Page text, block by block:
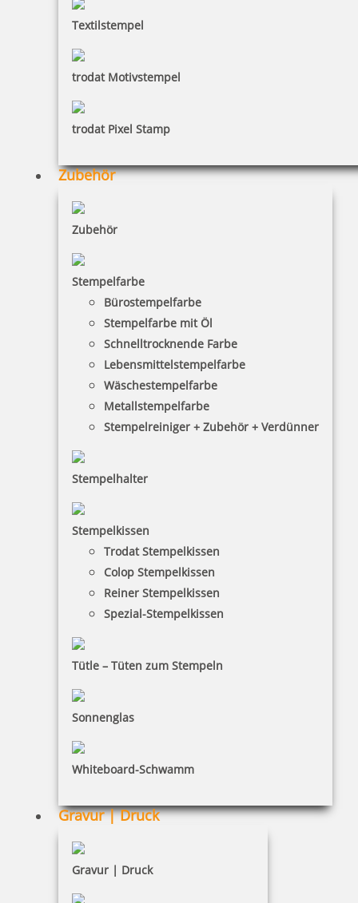
Textilstempel
trodat Motivstempel
trodat Pixel Stamp
Zubehör
Zubehör
Stempelfarbe
Bürostempelfarbe
Stempelfarbe mit Öl
Schnelltrocknende Farbe
Lebensmittelstempelfarbe
Wäschestempelfarbe
Metallstempelfarbe
Stempelreiniger + Zubehör + Verdünner
Stempelhalter
Stempelkissen
Trodat Stempelkissen
Colop Stempelkissen
Reiner Stempelkissen
Spezial-Stempelkissen
Tütle – Tüten zum Stempeln
Sonnenglas
Whiteboard-Schwamm
Gravur | Druck
Gravur | Druck
HINWEISE
Versandinformationen
Zahlungsbedingungen
Bestellhinweise
INFORMATIONEN
Impressum
Widerruf
Barrierefreiheit
Vertrag widerrufen